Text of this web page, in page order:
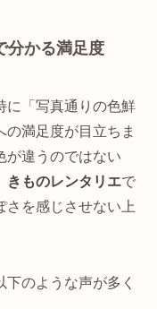
分かる満足度
に「写真通りの色鮮
満足度が目立ちま
が違うのではない
きものレンタリエで
さを感じさせない上
のような声が多く